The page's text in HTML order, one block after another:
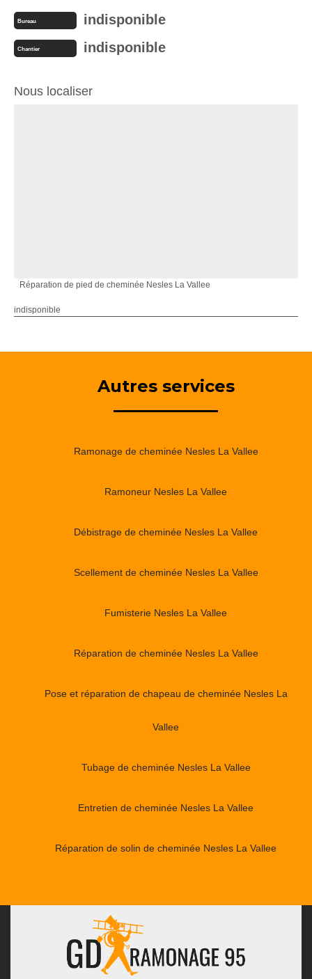
Bureau indisponible
Chantier indisponible
Nous localiser
Réparation de pied de cheminée Nesles La Vallee
indisponible
Autres services
Ramonage de cheminée Nesles La Vallee
Ramoneur Nesles La Vallee
Débistrage de cheminée Nesles La Vallee
Scellement de cheminée Nesles La Vallee
Fumisterie Nesles La Vallee
Réparation de cheminée Nesles La Vallee
Pose et réparation de chapeau de cheminée Nesles La
Vallee
Tubage de cheminée Nesles La Vallee
Entretien de cheminée Nesles La Vallee
Réparation de solin de cheminée Nesles La Vallee